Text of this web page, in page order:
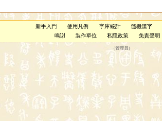
新手入門 使用凡例 字庫統計 隨機漢字
鳴謝
製作單位 私隱政策 免責聲明
（管理員 ）